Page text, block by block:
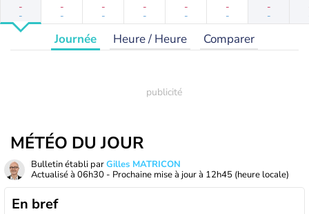
-
-
-
-
-
-
-
-
-
-
-
-
-
-
Journée Heure / Heure Comparer
MÉTÉO DU JOUR
Bulletin établi parGilles MATRICON
Actualisé à 06h30 - Prochaine mise à jour à 12h45 (heure locale)
En bref